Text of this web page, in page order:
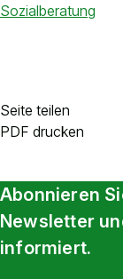
Sozialberatung
Seite teilen
PDF drucken
Abonnieren
Newsletter
informiert.